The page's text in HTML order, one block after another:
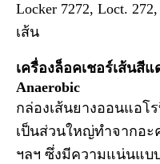
Locker 7272, Loct.
เส้น
เครื่องล็อคเชอร์เส้นสี
Anaerobic
กล่องเส้นยางออนแอโ
เป็นส่วนใหญ่ทําจากอะ
ฯลฯ ซึ่งมีความแน่นแบ